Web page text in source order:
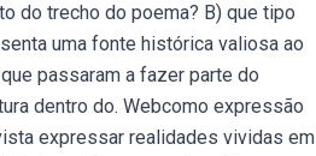
do trecho do poema? B) que tipo
uma fonte histórica valiosa ao
passaram a fazer parte do
dentro do. Webcomo expressão
expressar realidades vividas em